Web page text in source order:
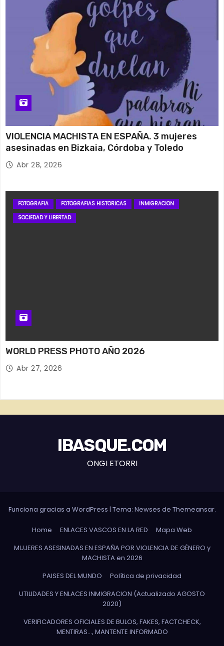
VIOLENCIA MACHISTA EN ESPAÑA. 3 mujeres
asesinadas en Bizkaia, Córdoba y Toledo
Abr 28, 2026
FOTOGRAFIA FOTOGRAFIAS HISTORICAS
INMIGRACION
SOCIEDAD Y LIBERTAD
WORLD PRESS PHOTO AÑO 2026
Abr 27, 2026
IBASQUE.COM
ONGI ETORRI
Funciona gracias a WordPress | Tema: Newses de Themeansar.
Home ENLACES VASCOS EN LA RED
Mapa Web
MUJERES ASESINADAS EN ESPAÑA POR VIOLENCIA DE GÉNERO y
MACHISTA en 2026
PAISES DEL MUNDO
Política de privacidad
UTILIDADES Y ENLACES INMIGRACION (Actualizado AGOSTO
2020)
VERIFICADORES OFICIALES DE BULOS, FAKES, FACTCHECK,
MENTIRAS…, MANTENTE INFORMADO